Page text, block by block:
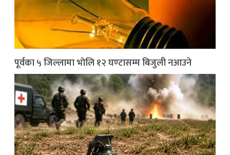
पूर्वका ५ जिल्लामा भाेलि १२ घण्टासम्म बिजुली नआउने